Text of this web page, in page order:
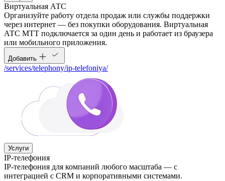
Виртуальная АТС
Организуйте работу отдела продаж или службы поддержки
через интернет — без покупки оборудования. Виртуальная
АТС МТТ подключается за один день и работает из браузера
или мобильного приложения.
Добавить
/services/telephony/ip-telefoniya/
Услуги
IP-телефония
IP-телефония для компаний любого масштаба — с
интеграцией с CRM и корпоративными системами.